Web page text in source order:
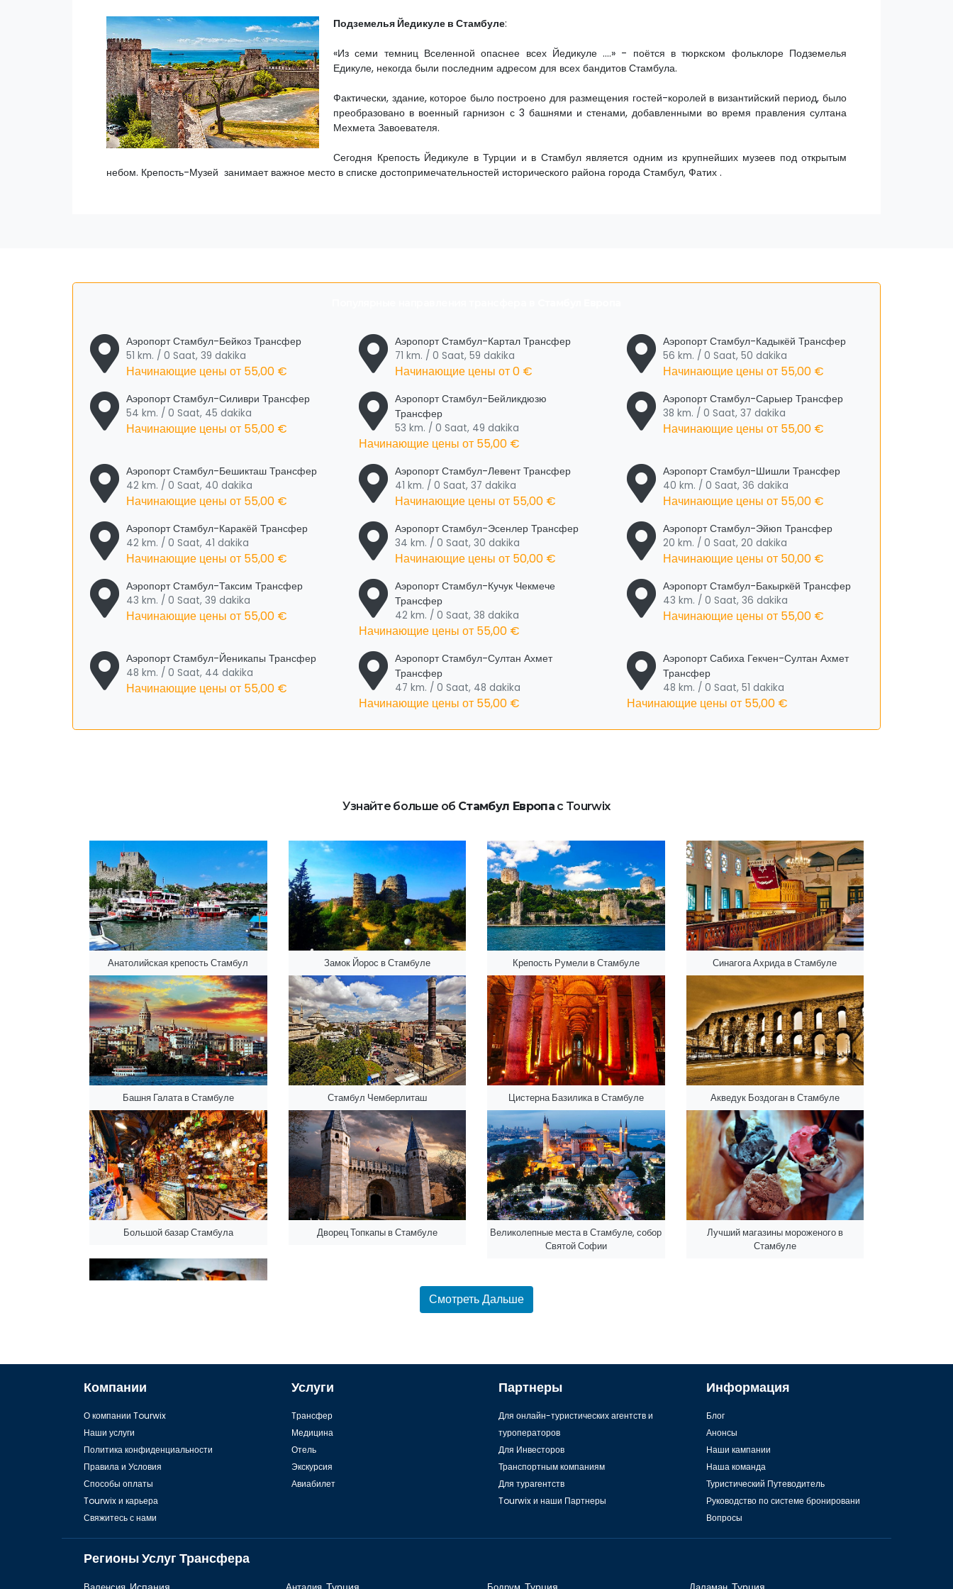
Подземелья Йедикуле в Стамбуле:
«Из семи темниц Вселенной опаснее всех Йедикуле ....» - поётся в тюркском фольклоре Подземелья
Едикуле, некогда были последним адресом для всех бандитов Стамбула.
Фактически, здание, которое было построено для размещения гостей-королей в византийский период, было
преобразовано в военный гарнизон с 3 башнями и стенами, добавленными во время правления султана
Мехмета Завоевателя.
Сегодня Крепость Йедикуле в Турции и в Стамбул является одним из крупнейших музеев под открытым
небом. Крепость-Музей занимает важное место в списке достопримечательностей исторического района города Стамбул, Фатих .
Аэропорт Стамбул-Бейкоз Трансфер
51 km. / 0 Saat, 39 dakika
Начинающие цены от 55,00 €
Аэропорт Стамбул-Картал Трансфер
71 km. / 0 Saat, 59 dakika
Начинающие цены от0 €
Аэропорт Стамбул-Кадыкёй Трансфер
56 km. / 0 Saat, 50 dakika
Начинающие цены от 55,00 €
Аэропорт Стамбул-Силиври Трансфер
54 km. / 0 Saat, 45 dakika
Начинающие цены от 55,00 €
Аэропорт Стамбул-Бейликдюзю
Трансфер
53 km. / 0 Saat, 49 dakika
Начинающие цены от 55,00 €
Аэропорт Стамбул-Сарыер Трансфер
38 km. / 0 Saat, 37 dakika
Начинающие цены от 55,00 €
Аэропорт Стамбул-Бешикташ Трансфер
42 km. / 0 Saat, 40 dakika
Начинающие цены от 55,00 €
Аэропорт Стамбул-Левент Трансфер
41 km. / 0 Saat, 37 dakika
Начинающие цены от 55,00 €
Аэропорт Стамбул-Шишли Трансфер
40 km. / 0 Saat, 36 dakika
Начинающие цены от 55,00 €
Аэропорт Стамбул-Каракёй Трансфер
42 km. / 0 Saat, 41 dakika
Начинающие цены от 55,00 €
Аэропорт Стамбул-Эсенлер Трансфер
34 km. / 0 Saat, 30 dakika
Начинающие цены от 50,00 €
Аэропорт Стамбул-Эйюп Трансфер
20 km. / 0 Saat, 20 dakika
Начинающие цены от 50,00 €
Аэропорт Стамбул-Таксим Трансфер
43 km. / 0 Saat, 39 dakika
Начинающие цены от 55,00 €
Аэропорт Стамбул-Кучук Чекмече
Трансфер
42 km. / 0 Saat, 38 dakika
Начинающие цены от 55,00 €
Аэропорт Стамбул-Бакыркёй Трансфер
43 km. / 0 Saat, 36 dakika
Начинающие цены от 55,00 €
Аэропорт Стамбул-Йеникапы Трансфер
48 km. / 0 Saat, 44 dakika
Начинающие цены от 55,00 €
Аэропорт Стамбул-Султан Ахмет
Трансфер
47 km. / 0 Saat, 48 dakika
Начинающие цены от 55,00 €
Аэропорт Сабиха Гекчен-Султан Ахмет
Трансфер
48 km. / 0 Saat, 51 dakika
Начинающие цены от 55,00 €
Узнайте больше об Стамбул Европас Tourwix
Анатолийская крепость Стамбул Замок Йорос в Стамбуле Крепость Румели в Стамбуле Синагога Ахрида в Стамбуле
Башня Галата в Стамбуле Стамбул Чемберлиташ Цистерна Базилика в Стамбуле Акведук Боздоган в Стамбуле
Большой базар Стамбула Дворец Топкапы в Стамбуле
Великолепные места в Стамбуле, собор
Святой Софии
Лучший магазины мороженого в
Стамбуле
Смотреть Дальше
Компании
О компании Tourwix
Наши услуги
Политика конфиденциальности
Правила и Условия
Способы оплаты
Tourwix и карьера
Свяжитесь с нами
Услуги
Tрансфер
Медицина
Отель
Экскурсия
Авиабилет
Партнеры
Для онлайн-туристических агентств и
туроператоров
Для Инвесторов
Транспортным компаниям
Для турагентств
Tourwix и наши Партнеры
Информация
Блог
Анонсы
Наши кампании
Наша команда
Туристический Путеводитель
Руководство по системе бронировани
Вопросы
Регионы Услуг Трансфера